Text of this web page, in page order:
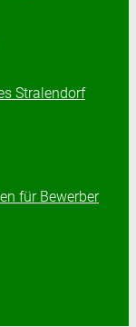
Stralendorf
für Bewerber